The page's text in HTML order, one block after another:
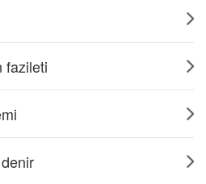
fazileti